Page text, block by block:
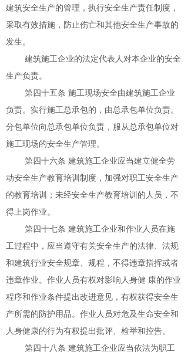
建筑安全生产的管理，执行安全生产责任制度，
采取有效措施，防止伤亡和其他安全生产事故的
发生。
建筑施工企业的法定代表人对本企业的安全
生产负责。
第四十五条 施工现场安全由建筑施工企业
负责。实行施工总承包的，由总承包单位负责。
分包单位向总承包单位负责，服从总承包单位对
施工现场的安全生产管理。
第四十六条 建筑施工企业应当建立健全劳
动安全生产教育培训制度，加强对职工安全生产
的教育培训；未经安全生产教育培训的人员，不
得上岗作业。
第四十七条 建筑施工企业和作业人员在施
工过程中，应当遵守有关安全生产的法律、法规
和建筑行业安全规章、规程，不得违章指挥或者
违章作业。作业人员有权对影响人身健 康的作业
程序和作业条件提出改进意见，有权获得安全生
产所需的防护用品。作业人员对危及生命安全和
人身健康的行为有权提出批评、检举和控告。
第四十八条 建筑施工企业应当依法为职工